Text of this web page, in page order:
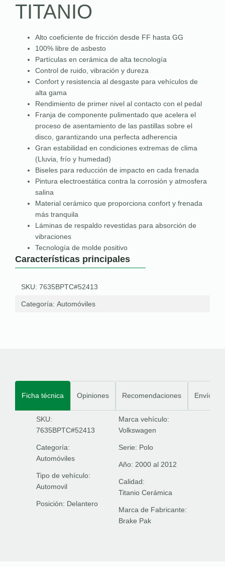
TITANIO
Alto coeficiente de fricción desde FF hasta GG
100% libre de asbesto
Partículas en cerámica de alta tecnología
Control de ruido, vibración y dureza
Confort y resistencia al desgaste para vehículos de
alta gama
Rendimiento de primer nivel al contacto con el pedal
Franja de componente pulimentado que acelera el
proceso de asentamiento de las pastillas sobre el
disco, garantizando una perfecta adherencia
Gran estabilidad en condiciones extremas de clima
(Lluvia, frío y humedad)
Biseles para reducción de impacto en cada frenada
Pintura electroestática contra la corrosión y atmosfera
salina
Material cerámico que proporciona confort y frenada
más tranquila
Láminas de respaldo revestidas para absorción de
vibraciones
Tecnología de molde positivo
Características principales
SKU: 7635BPTC#52413
Categoría: Automóviles
Ficha técnica Opiniones Recomendaciones Envíos
SKU:
7635BPTC#52413
Categoría:
Automóviles
Tipo de vehículo:
Automovil
Posición: Delantero
Marca vehículo:
Volkswagen
Serie: Polo
Año: 2000 al 2012
Calidad:
Titanio Cerámica
Marca de Fabricante:
Brake Pak